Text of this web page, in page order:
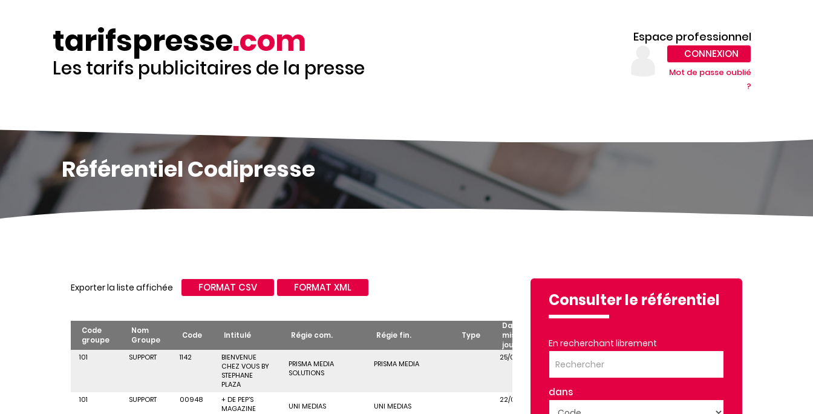
tarifspresse.com
Les tarifs publicitaires de la presse
Espace professionnel
CONNEXION
Mot de passe oublié
?
Référentiel Codipresse
Exporter la liste affichée FORMAT CSV FORMAT XML
Code
groupe
Nom
Groupe
Code Intitulé Régie com. Régie fin. Type
Date de
mise à
jour
101
SUPPORT 1142
BIENVENUE
CHEZ VOUS BY
STEPHANE
PLAZA
PRISMA MEDIA
SOLUTIONS
PRISMA MEDIA
25/02/2021
101 SUPPORT 00948
+ DE PEP'S
MAGAZINE
UNI MEDIAS UNI MEDIAS
22/01/2019
Consulter le référentiel
En recherchant librement
dans